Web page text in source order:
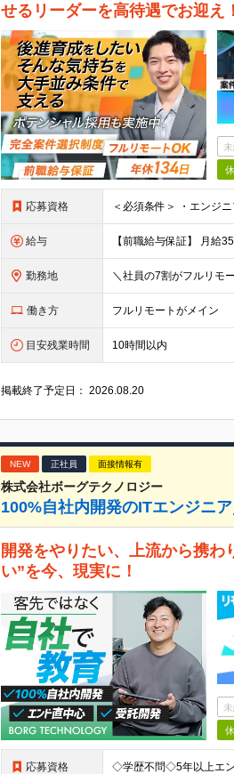
せるリーダーを高待遇でお迎え！
応募資格
給与
勤務地
働き方 フルリモートがメイン
目安残業時間 10時間以内
掲載終了予定日：2026.08.20
NEW 正社員 面接情報有
株式会社ボーグテクノロジー
100%自社内開発のITエンジニ
開発をやりたい、上流から携
い”を今、現実に！
応募資格